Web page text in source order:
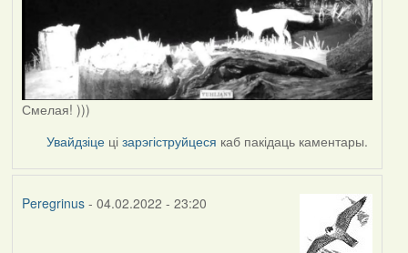
Смелая! )))
Увайдзіце цізарэгіструйцеся каб пакідаць каментары.
Peregrinus- 04.02.2022 - 23:20